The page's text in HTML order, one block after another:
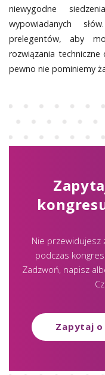
niewygodne
wypowiadanych
prelegentów, aby
rozwiązania techniczne
pewno nie pominiemy
Nie przewidujesz
podczas
Zadzwoń, napisz
Zapytaj o